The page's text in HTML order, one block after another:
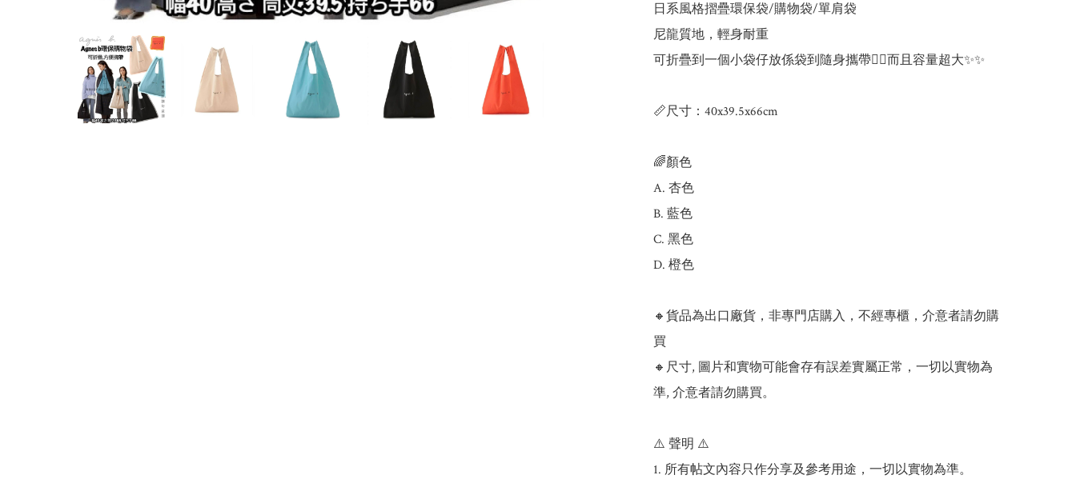
日系風格摺疊環保袋/購物袋/單肩袋
尼龍質地，輕身耐重
可折疊到一個小袋仔放係袋到隨身攜帶👍🏻而且容量超大✨✨
📏尺寸：40x39.5x66cm
🌈顏色
A. 杏色
B. 藍色
C. 黑色
D. 橙色
🔸貨品為出口廠貨，非專門店購入，不經專櫃，介意者請勿購
買
🔸尺寸, 圖片和實物可能會存有誤差實屬正常，一切以實物為
準, 介意者請勿購買。
⚠️ 聲明 ⚠️
1. 所有帖文內容只作分享及參考用途，一切以實物為準。